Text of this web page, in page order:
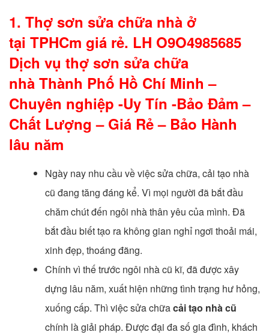
1. Thợ sơn sửa chữa nhà ở
tại TPHCm giá rẻ. LH O9O4985685
Dịch vụ thợ sơn sửa chữa
nhà Thành Phố Hồ Chí Minh –
Chuyên nghiệp -Uy Tín -Bảo Đảm –
Chất Lượng – Giá Rẻ – Bảo Hành
lâu năm
Ngày nay nhu cầu về việc sửa chữa, cải tạo nhà
cũ đang tăng đáng kể. Vì mọi người đã bắt đầu
chăm chút đến ngôi nhà thân yêu của mình. Đã
bắt đầu biết tạo ra không gian nghỉ ngơi thoải mái,
xinh đẹp, thoáng đãng.
Chính vì thế trước ngôi nhà cũ kĩ, đã được xây
dựng lâu năm, xuất hiện những tình trạng hư hỏng,
xuống cấp. Thì việc sửa chữacải tạo nhà cũ
chính là giải pháp. Được đại đa số gia đình, khách